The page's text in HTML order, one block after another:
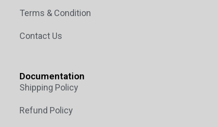
Terms & Condition
Contact Us
Documentation
Shipping Policy
Refund Policy